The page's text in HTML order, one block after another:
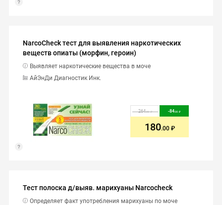
NarcoCheck тест для выявления наркотических
веществ опиаты (морфин, героин)
АйЭнДи Диагностик Инк.
Выявляет наркотические вещества в моче
264.00 -84.00
180.00
Тест полоска д/выяв. марихуаны Narcocheck
Определяет факт употребления марихуаны по моче